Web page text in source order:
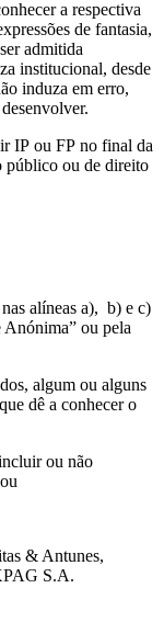
a respectiva
de fantasia,
admitida
institucional, desde
induza em erro,
IP ou FP no final da
público ou de direito
alíneas a), b) e c)
Anónima” ou pela
algum ou alguns
dê a conhecer o
ou não
& Antunes,
S.A.